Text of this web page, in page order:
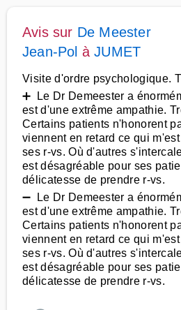
Avis sur De Meester
Jean-Pol àJUMET
Visite d'ordre psychologique.
➕ Le Dr Demeester a
est d'une extrême ampathie.
Certains patients n'honorent
viennent en retard ce qui
ses r-vs. Où d'autres
est désagréable pour ses
délicatesse de prendre r-vs.
➖ Le Dr Demeester a
est d'une extrême ampathie.
Certains patients n'honorent
viennent en retard ce qui
ses r-vs. Où d'autres
est désagréable pour ses
délicatesse de prendre r-vs.